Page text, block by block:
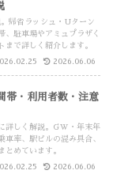
帰省ラッシュ・Uターン
、駐車場やアミュプラザく
まで詳しく紹介します。
2026.06.06
帯・利用者数・注意
詳しく解説。GW・年末年
率、駅ビルの混み具合、
とめています。
2026.06.06